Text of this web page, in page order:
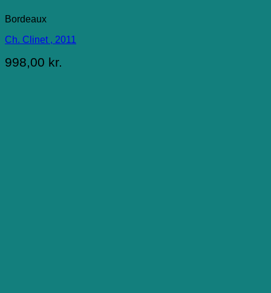
Bordeaux
Ch. Clinet , 2011
998,00 kr.